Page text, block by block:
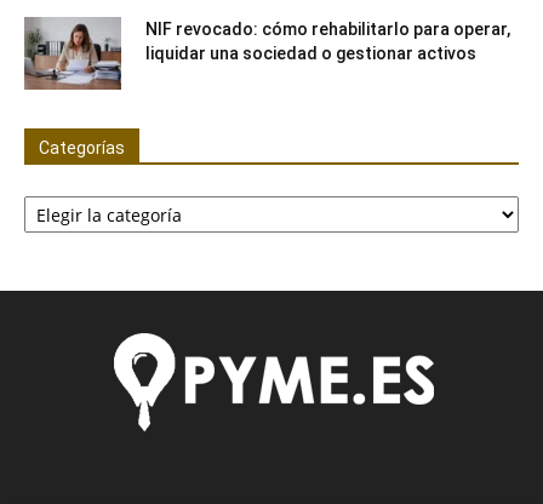
NIF revocado: cómo rehabilitarlo para operar,
liquidar una sociedad o gestionar activos
Categorías
Categorías